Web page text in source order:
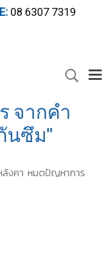
08 6307 7319
จากคำ
นซึม"
ลังคา หมดปัญหาการ